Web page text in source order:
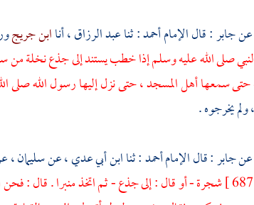
عنجابر: قال الإمامأحمد: ثناعبد الرزاق ،أناابن جريج
صلى الله عليه وسلم إذا خطب يستند إلى جذع نخلة
حتى سمعها أهل المسجد ، حتى نزل إليها رسول الله صلى
ولم يخرجوه .
عنجابر: قال الإمامأحمد: ثناابن أبي عدي ،عنسليمان ،
شجرة - أو قال : إلى جذع - ثم اتخذ منبرا . قال :